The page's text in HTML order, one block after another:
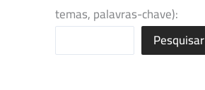
temas, palavras-chave):
Pesquisar